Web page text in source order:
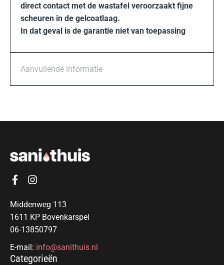
direct contact met de wastafel veroorzaakt fijne
scheuren in de gelcoatlaag.
In dat geval is de garantie niet van toepassing
Aanvullende informatie
Middenweg 113
1611 KP Bovenkarspel
06-13850797
E-mail: info@sanithuis.nl
Categorieën